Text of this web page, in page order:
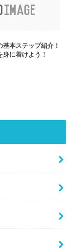
基本ステップ紹介！
身に着けよう！